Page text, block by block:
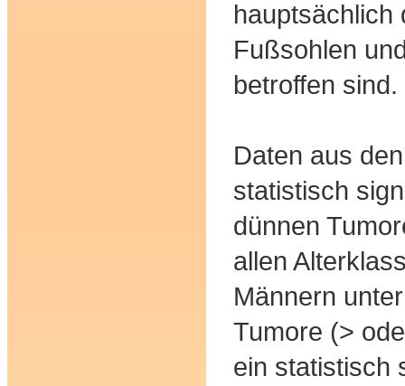
hauptsächlich
Fußsohlen
betroffen sind.
Daten aus
statistisch
dünnen
allen
Männern
Tumore (>
ein statistisch